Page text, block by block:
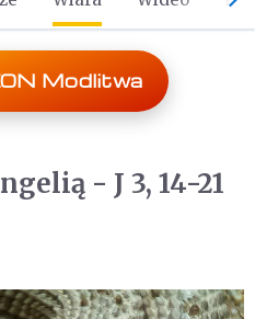
Modlitwa
- J 3, 14-21